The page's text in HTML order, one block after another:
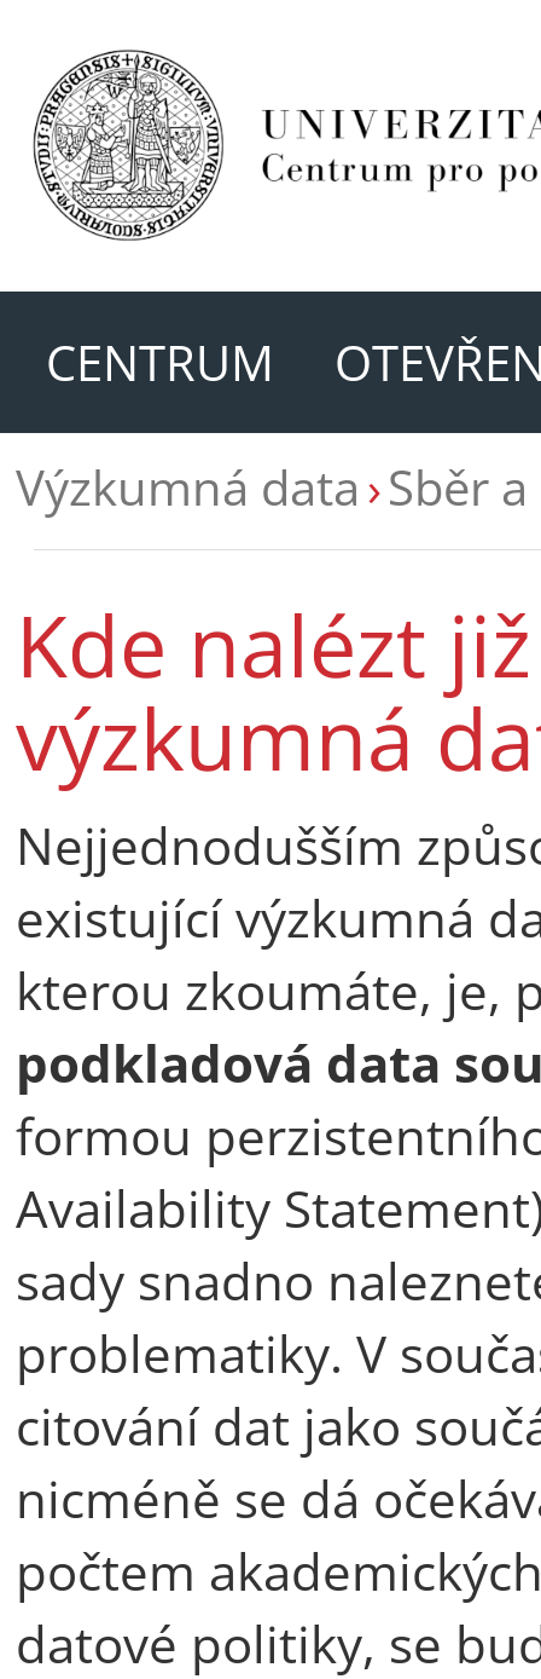
CENTRUM
Výzkumná data Sběr
Kde nalézt
výzkumná
Nejjednodušším
existující výzkumná
kterou zkoumáte, je,
podkladová data
formou
Availability
sady snadno
problematiky. V
citování dat jako
nicméně se dá
počtem
datové politiky, se